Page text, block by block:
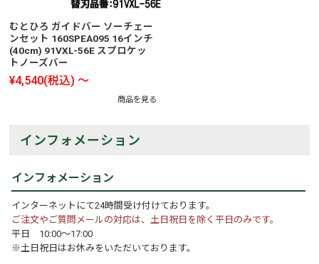
むとひろ ガイドバー ソーチェー
ンセット 160SPEA095 16インチ
(40cm) 91VXL-56E スプロケッ
トノーズバー
¥4,540(税込) ～
商品を見る
インフォメーション
インフォメーション
インターネットにて24時間受け付けております。
ご注文やご質問メールの対応は、土日祝日を除く平日のみです。
平日 10:00～17:00
※土日祝日はお休みをいただいております。